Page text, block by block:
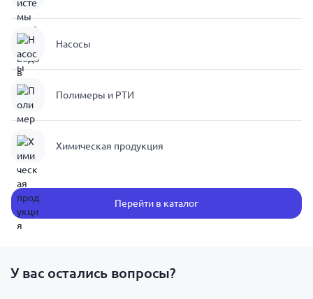
Насосы
Полимеры и РТИ
Химическая продукция
Перейти в каталог
У вас остались вопросы?